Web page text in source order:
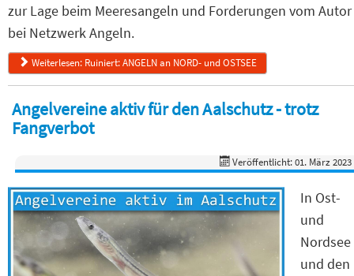
zur Lage beim Meeresangeln und Forderungen vom Autor
bei Netzwerk Angeln.
Weiterlesen: Ruiniert: ANGELN an NORD- und OSTSEE
Angelvereine aktiv für den Aalschutz - trotz
Fangverbot
Veröffentlicht: 01. März 2023
In Ost-
und
Nordsee
und den